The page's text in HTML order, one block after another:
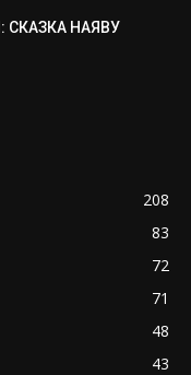
СКАЗКА НАЯВУ
208
83
72
71
48
43